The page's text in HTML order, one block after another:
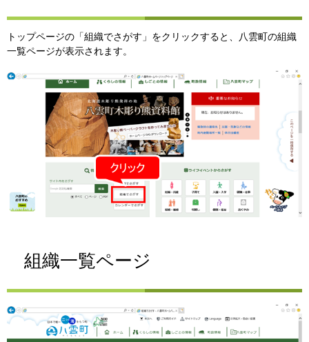
トップページの「組織でさがす」をクリックすると、八雲町の組織
一覧ページが表示されます。
組織一覧ページ